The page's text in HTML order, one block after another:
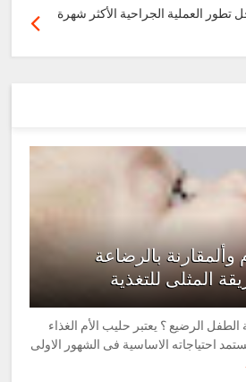
تطور العملية الجراحية الأكثر شهرة
وألمقارنة بالرضاعة
المثلى للتغذية
الطفل الرضيع ؟ يعتبر حليب الأم الغذاء
احتياجاته الاساسية فى الشهور الاولى